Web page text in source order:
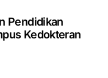
Pendidikan
Kedokteran